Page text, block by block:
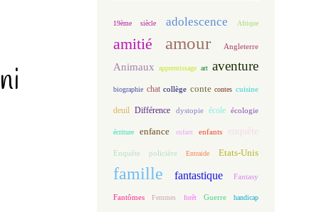
19ème siècle adolescence Afrique
amitié amour Angleterre
Animaux apprentissage art aventure
biographie chat collège conte contes cuisine
deuil Différence dystopie école écologie
écriture enfance enfant enfants enquête
Enquête policière Entraide Etats-Unis
famille fantastique Fantasy
Fantômes Femmes forêt Guerre handicap